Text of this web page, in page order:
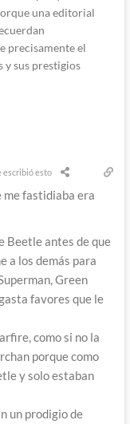
una editorial
precisamente el
y sus prestigios
escribió esto
me fastidiaba era
Beetle antes de que
a los demás para
Green
favores que le
como si no la
porque como
y solo estaban
un prodigio de